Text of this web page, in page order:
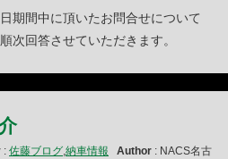
期間中に頂いたお問合せについて
次回答させていただきます。
: 佐藤ブログ,納車情報 Author : NACS名古